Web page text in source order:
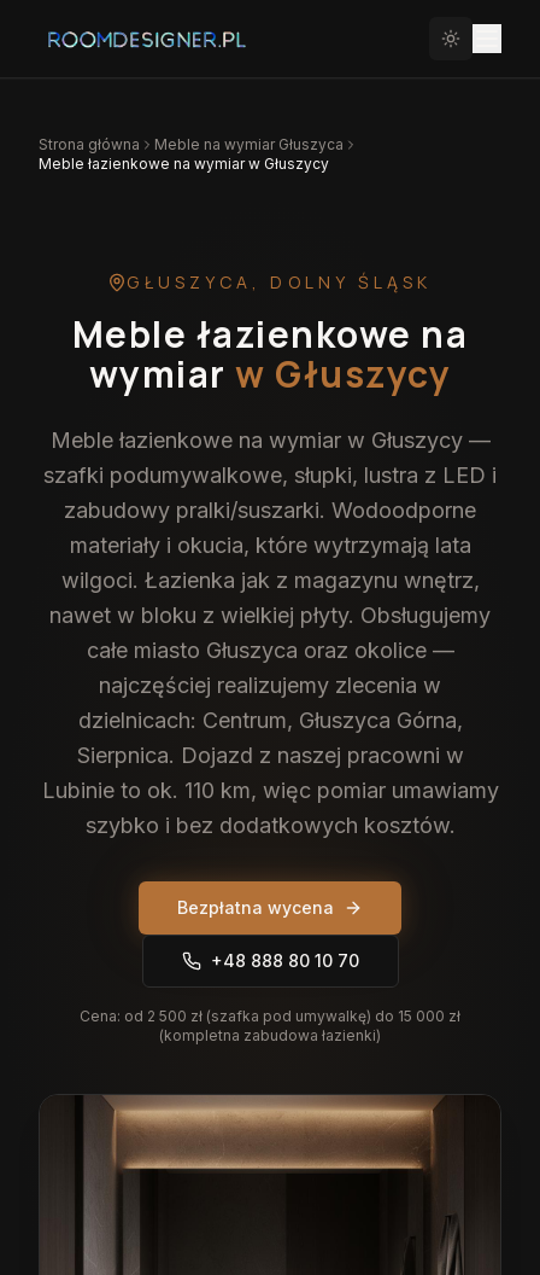
Strona główna Meble na wymiar Głuszyca
Meble łazienkowe na wymiar w Głuszycy
GŁUSZYCA , DOLNY ŚLĄSK
Meble łazienkowe na
wymiar w Głuszycy
Meble łazienkowe na wymiar w Głuszycy —
szafki podumywalkowe, słupki, lustra z LED i
zabudowy pralki/suszarki. Wodoodporne
materiały i okucia, które wytrzymają lata
wilgoci. Łazienka jak z magazynu wnętrz,
nawet w bloku z wielkiej płyty. Obsługujemy
całe miasto Głuszyca oraz okolice —
najczęściej realizujemy zlecenia w
dzielnicach: Centrum, Głuszyca Górna,
Sierpnica. Dojazd z naszej pracowni w
Lubinie to ok. 110 km, więc pomiar umawiamy
szybko i bez dodatkowych kosztów.
Bezpłatna wycena
+48 888 80 10 70
Cena: od 2 500 zł (szafka pod umywalkę) do 15 000 zł
(kompletna zabudowa łazienki)